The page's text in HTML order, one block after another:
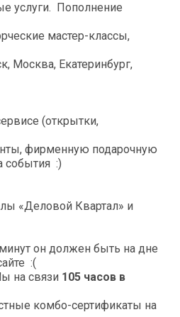
услуги. Пополнение
мастер-классы,
Москва, Екатеринбург,
(открытки,
фирменную подарочную
события :)
«Деловой Квартал» и
он должен быть на дне
:(
на связи 105 часов в
комбо-сертификаты на